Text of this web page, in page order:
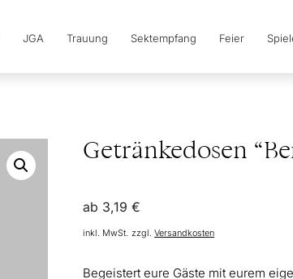
JGA Trauung Sektempfang Feier
Getränkedosen
ab 3,19€
inkl. MwSt. zzgl.Versandkosten
Begeistert eure Gäste mit eurem